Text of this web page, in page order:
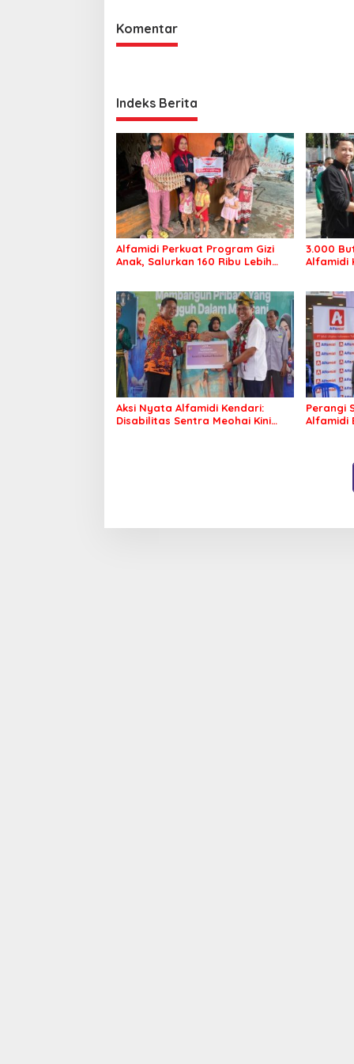
Komentar
Indeks Berita
Alfamidi Perkuat Program Gizi
Anak, Salurkan 160 Ribu Lebih
3.000
Alfamidi
Aksi Nyata Alfamidi Kendari:
Disabilitas Sentra Meohai Kini
Perangi
Alfamidi